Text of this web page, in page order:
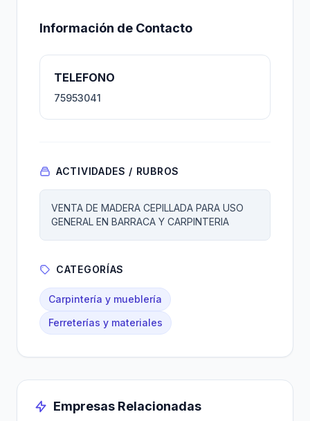
Información de Contacto
TELEFONO
75953041
ACTIVIDADES / RUBROS
VENTA DE MADERA CEPILLADA PARA USO
GENERAL EN BARRACA Y CARPINTERIA
CATEGORÍAS
Carpintería y mueblería
Ferreterías y materiales
Empresas Relacionadas